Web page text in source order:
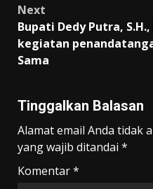
Next
Bupati Dedy Putra,
kegiatan
Sama
Tinggalkan Balasan
Alamat email Anda tidak
yang wajib ditandai *
Komentar*